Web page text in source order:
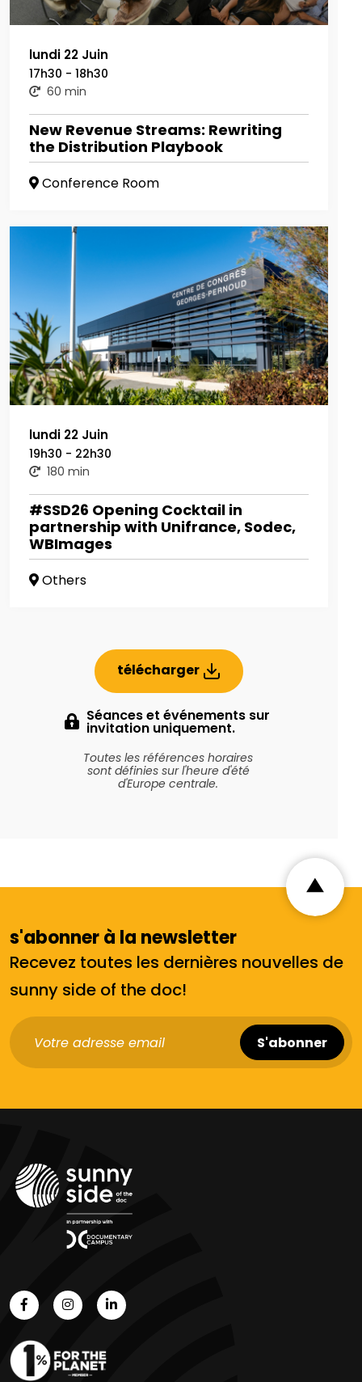
lundi 22 Juin
17h30 - 18h30
60 min
New Revenue Streams: Rewriting
the Distribution Playbook
Conference Room
lundi 22 Juin
19h30 - 22h30
180 min
#SSD26 Opening Cocktail in
partnership with Unifrance, Sodec,
WBImages
Others
télécharger
Séances et événements sur
invitation uniquement.
Toutes les références horaires
sont définies sur l'heure d'été
d'Europe centrale.
s'abonner à la newsletter
Recevez toutes les dernières nouvelles de
sunny side of the doc!